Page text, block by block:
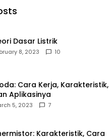
Dasar Listrik
8, 2023 10
Cara Kerja, Karakteristik,
Aplikasinya
5, 2023 7
Karakteristik, Cara